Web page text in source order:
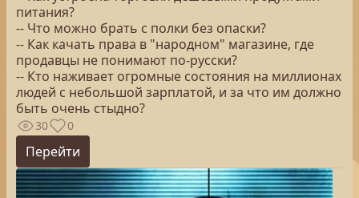
питания?
-- Что можно брать с полки без опаски?
-- Как качать права в "народном" магазине, где
продавцы не понимают по-русски?
-- Кто наживает огромные состояния на миллионах
людей с небольшой зарплатой, и за что им должно
быть очень стыдно?
30 0
Перейти